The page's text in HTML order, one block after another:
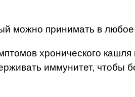
можно принимать в
хронического
иммунитет, чтобы